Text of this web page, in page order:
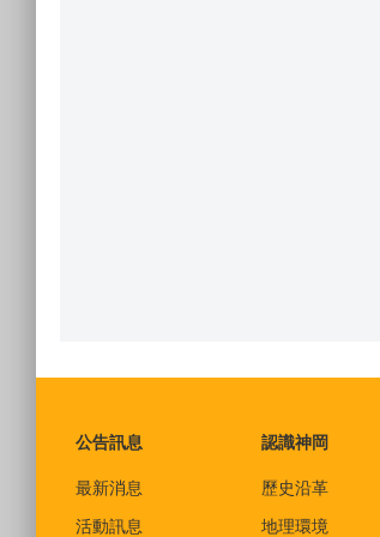
公告訊息
最新消息
活動訊息
認識神岡
歷史沿革
地理環境